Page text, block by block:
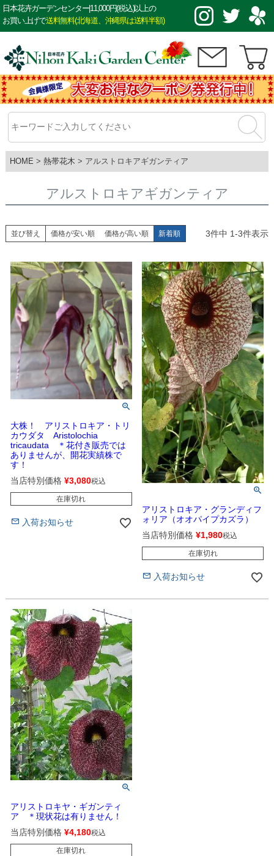
日本花卉ガーデンセンター|11,000円(税込)以上の
お買い上げで送料無料(北海道、沖縄県は送料半額)
HOME 熱帯花木 アルストロキアギガンティア
アルストロキアギガンティア
並び替え 価格が安い順 価格が高い順 新着順 3件中 1-3件表示
大株！ アリストロキア・トリ
カウダタ Aristolochia
tricaudata ＊花付き販売では
ありませんが、開花実績株で
す！
当店特別価格 ¥3,080税込
在庫切れ
入荷お知らせ
アリストロキア・グランディフ
ォリア（オオパイプカズラ）
当店特別価格 ¥1,980税込
在庫切れ
入荷お知らせ
アリストロキヤ・ギガンティ
ア ＊現状花は有りません！
当店特別価格 ¥4,180税込
在庫切れ